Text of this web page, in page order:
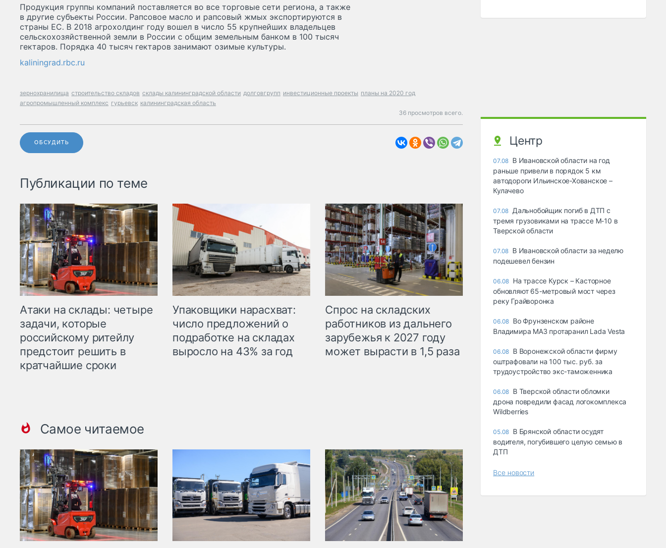
Продукция группы компаний поставляется во все торговые сети региона, а также
в другие субъекты России. Рапсовое масло и рапсовый жмых экспортируются в
страны ЕС. В 2018 агрохолдинг году вошел в число 55 крупнейших владельцев
сельскохозяйственной земли в России с общим земельным банком в 100 тысяч
гектаров. Порядка 40 тысяч гектаров занимают озимые культуры.
kaliningrad.rbc.ru
зернохранилища строительство складов склады калининградской области долговгрупп инвестиционные проекты планы на 2020 год
агропромышленный комплекс гурьевск калининградская область
36 просмотров всего.
ОБСУДИТЬ
Публикации по теме
Атаки на склады: четыре
задачи, которые
российскому ритейлу
предстоит решить в
кратчайшие сроки
Упаковщики нарасхват:
число предложений о
подработке на складах
выросло на 43% за год
Спрос на складских
работников из дальнего
зарубежья к 2027 году
может вырасти в 1,5 раза
Самое читаемое
Центр
07.08 В Ивановской области на год
раньше привели в порядок 5 км
автодороги Ильинское-Хованское –
Кулачево
07.08 Дальнобойщик погиб в ДТП с
тремя грузовиками на трассе М-10 в
Тверской области
07.08 В Ивановской области за неделю
подешевел бензин
06.08 На трассе Курск – Касторное
обновляют 65-метровый мост через
реку Грайворонка
06.08 Во Фрунзенском районе
Владимира МАЗ протаранил Lada Vesta
06.08 В Воронежской области фирму
оштрафовали на 100 тыс. руб. за
трудоустройство экс-таможенника
06.08 В Тверской области обломки
дрона повредили фасад логокомплекса
Wildberries
05.08 В Брянской области осудят
водителя, погубившего целую семью в
ДТП
Все новости